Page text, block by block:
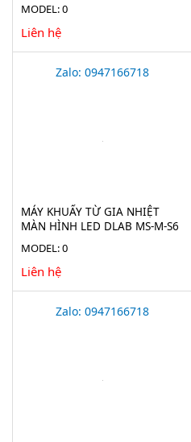
MODEL: 0
Liên hệ
Zalo: 0947166718
MÁY KHUẤY TỪ GIA NHIỆT
MÀN HÌNH LED DLAB MS-M-S6
MODEL: 0
Liên hệ
Zalo: 0947166718